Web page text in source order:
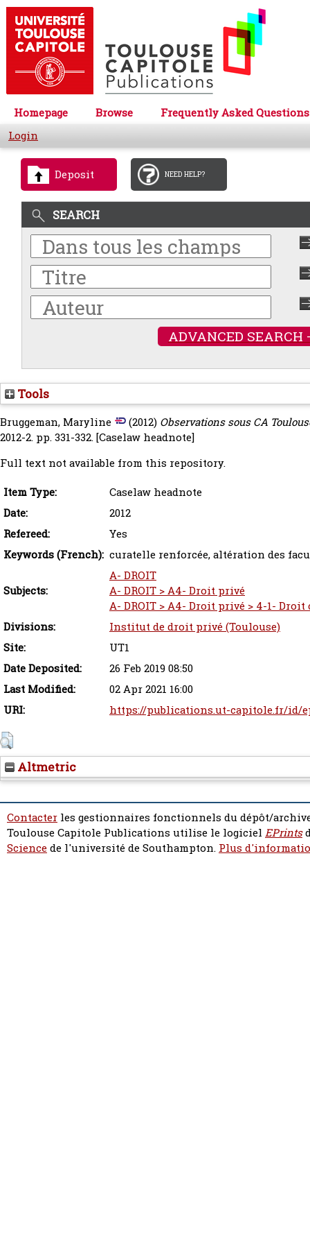
Homepage Browse
Frequently Asked Questions
Login
Deposit NEED HELP?
SEARCH
ADVANCED SEARCH
Tools
Bruggeman, Maryline (2012) Observations sous CA
2012-2. pp. 331-332.[Caselaw headnote]
Full text not available from this repository.
Item Type:
Caselaw headnote
Date:
2012
Refereed:
Yes
Keywords (French): curatelle renforcée, altération des
Subjects:
A- DROIT
A- DROIT > A4- Droit privé
A- DROIT > A4- Droit privé > 4-1-
Divisions:
Institut de droit privé (Toulouse)
Site:
UT1
Date Deposited:
26 Feb 2019 08:50
Last Modified:
02 Apr 2021 16:00
URI:
https://publications.ut-capitole.fr/id/
Altmetric
Contacter les gestionnaires fonctionnels du dépôt/
Toulouse Capitole Publications utilise le logiciel EPrints
Sciencede l'université de Southampton. Plus